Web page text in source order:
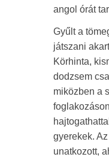
angol órát
Gyűlt a
játszani
Körhinta,
dodzsem
miközben a
gyerekek.
unatkozott,